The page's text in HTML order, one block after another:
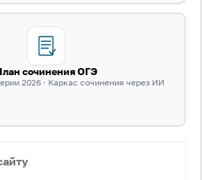
обработку своих персональных
и для целей, определённых в
обработки персональных
принимаюПользовательское
через Вконтакте
сочинения ОГЭ
2026 · Каркас сочинения через ИИ